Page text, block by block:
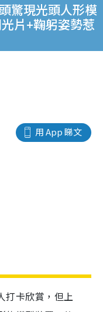
驚現光頭人形模
片+鞠躬姿勢惹
用 App 睇文
打卡欣賞，但上